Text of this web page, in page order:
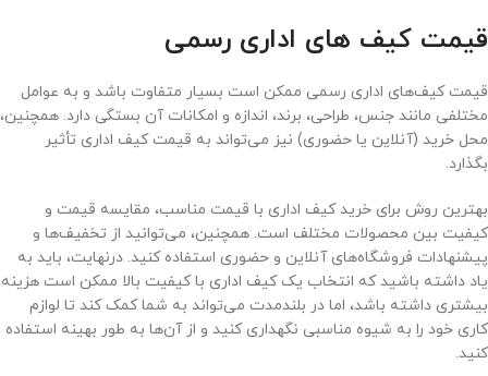
قیمت کیف های اداری رسمی
قیمت کیف‌های اداری رسمی ممکن است بسیار متفاوت باشد و به عوامل
مختلفی مانند جنس، طراحی، برند، اندازه و امکانات آن بستگی دارد. همچنین،
محل خرید (آنلاین یا حضوری) نیز می‌تواند به قیمت کیف اداری تأثیر
بگذارد.
بهترین روش برای خرید کیف اداری با قیمت مناسب، مقایسه قیمت و
کیفیت بین محصولات مختلف است. همچنین، می‌توانید از تخفیف‌ها و
پیشنهادات فروشگاه‌های آنلاین و حضوری استفاده کنید. درنهایت، باید به
یاد داشته باشید که انتخاب یک کیف اداری با کیفیت بالا ممکن است هزینه
بیشتری داشته باشد، اما در بلندمدت می‌تواند به شما کمک کند تا لوازم
کاری خود را به شیوه مناسبی نگهداری کنید و از آن‌ها به طور بهینه استفاده
کنید.